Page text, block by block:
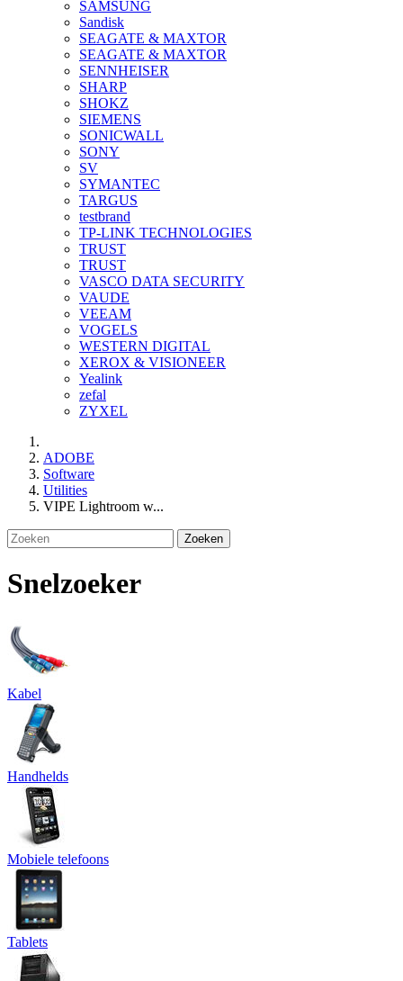
SAMSUNG
Sandisk
SEAGATE & MAXTOR
SEAGATE & MAXTOR
SENNHEISER
SHARP
SHOKZ
SIEMENS
SONICWALL
SONY
SV
SYMANTEC
TARGUS
testbrand
TP-LINK TECHNOLOGIES
TRUST
TRUST
VASCO DATA SECURITY
VAUDE
VEEAM
VOGELS
WESTERN DIGITAL
XEROX & VISIONEER
Yealink
zefal
ZYXEL
ADOBE
Software
Utilities
VIPE Lightroom w...
Zoeken
Snelzoeker
Kabel
Handhelds
Mobiele telefoons
Tablets